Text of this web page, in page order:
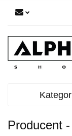
Producent